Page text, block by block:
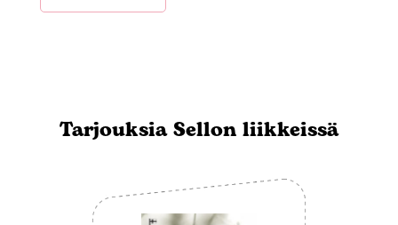
Tarjouksia Sellon liikkeissä